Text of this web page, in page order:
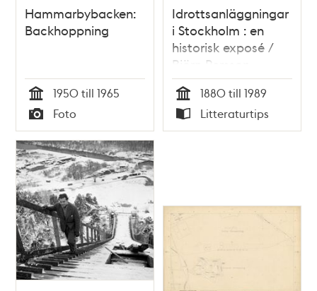
Hammarbybacken:
Backhoppning
Tid
1950 till 1965
Typ
Foto
Idrottsanläggningar
i Stockholm : en
historisk exposé /
Björn Persson
Tid
1880 till 1989
Typ
Litteraturtips